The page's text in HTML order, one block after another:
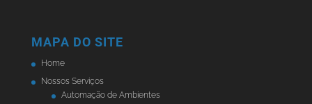
MAPA DO SITE
Home
Nossos Serviços
Automação de Ambientes